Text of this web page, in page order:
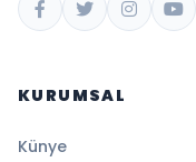
KURUMSAL
Künye